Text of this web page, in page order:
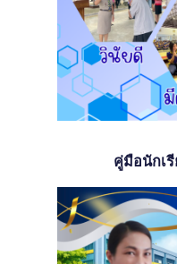
คู่มือนักเ